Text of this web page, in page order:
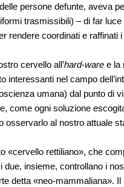
persone defunte, aveva
trasmissibili) – di far
rendere coordinati e raffinati
cervello all’hard-ware e la
nel campo
umana) dal punto di
come ogni soluzione
al nostro attuale
«cervello rettiliano», che
insieme, controllano i
detta «neo-mammaliana». Il